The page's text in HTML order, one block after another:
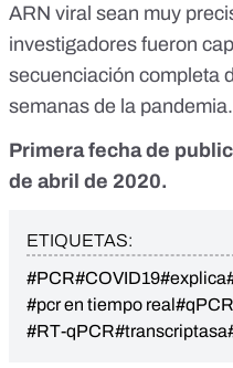
ARN viral sean muy
investigadores fueron
secuenciación completa
semanas de la pandemia.
Primera fecha de
de abril de 2020.
ETIQUETAS:
#PCR#COVID19#explica
#pcr en tiempo real#qPCR
#RT-qPCR#transcriptasa